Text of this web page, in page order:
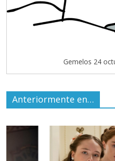
Gemelos 24
Anteriormente en…